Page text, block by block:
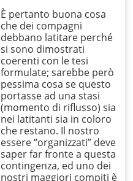
È pertanto buona cosa
che dei compagni
debbano latitare perché
si sono dimostrati
coerenti con le tesi
formulate; sarebbe però
pessima cosa se questo
portasse ad una stasi
(momento di riflusso) sia
nei latitanti sia in coloro
che restano. Il nostro
essere “organizzati” deve
saper far fronte a questa
contingenza, ed uno dei
nostri maggiori compiti è